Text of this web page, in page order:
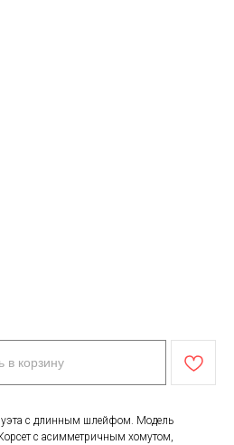
в корзину
с длинным шлейфом. Модель
с асимметричным хомутом,